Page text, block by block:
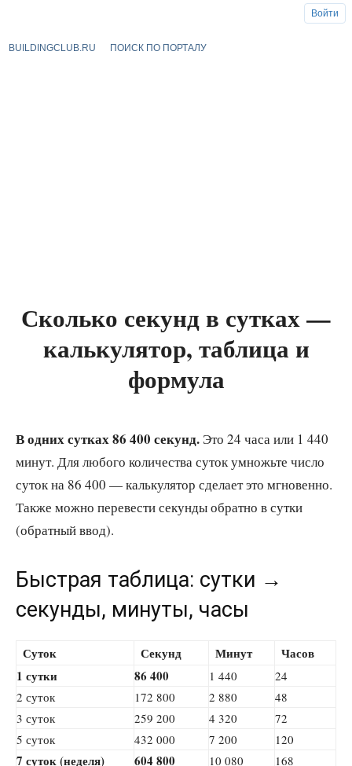
BUILDINGCLUB.RU ПОИСК ПО ПОРТАЛУ
Сколько секунд в сутках —
калькулятор, таблица и
формула
В одних сутках 86 400 секунд. Это 24 часа или 1 440
минут. Для любого количества суток умножьте число
суток на 86 400 — калькулятор сделает это мгновенно.
Также можно перевести секунды обратно в сутки
(обратный ввод).
Быстрая таблица: сутки →
секунды, минуты, часы
Суток Секунд Минут
Часов
1 сутки
86 400 1 440
24
2 суток
172 800 2 880
48
3 суток
259 200 4 320
72
5 суток
432 000 7 200 120
7 суток (неделя) 604 800 10 080
168
Войти